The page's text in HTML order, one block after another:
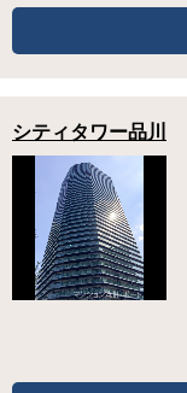
シティタワー品川